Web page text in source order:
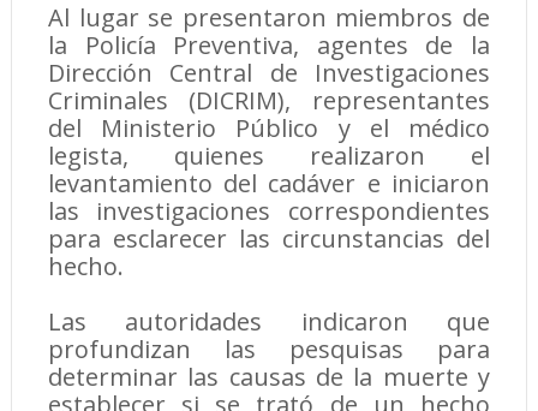
Al lugar se presentaron miembros de
la Policía Preventiva, agentes de la
Dirección Central de Investigaciones
Criminales (DICRIM), representantes
del Ministerio Público y el médico
legista, quienes realizaron el
levantamiento del cadáver e iniciaron
las investigaciones correspondientes
para esclarecer las circunstancias del
hecho.
Las autoridades indicaron que
profundizan las pesquisas para
determinar las causas de la muerte y